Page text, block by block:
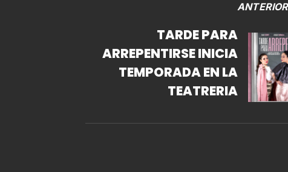
TARDE PARA
ARREPENTIRSE INICIA
TEMPORADA EN LA
TEATRERIA